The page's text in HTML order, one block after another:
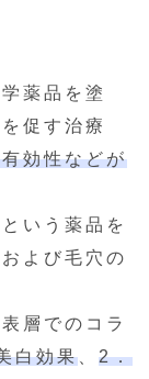
薬品を塗
促す治療
効性などが
いう薬品を
よび毛穴の
層でのコラ
白効果
2．